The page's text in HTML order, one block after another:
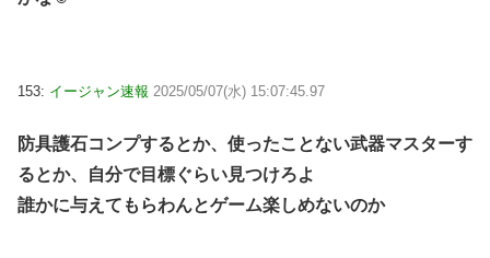
153: イージャン速報 2025/05/07(水) 15:07:45.97
防具護石コンプするとか、使ったことない武器マスターす
るとか、自分で目標ぐらい見つけろよ
誰かに与えてもらわんとゲーム楽しめないのか